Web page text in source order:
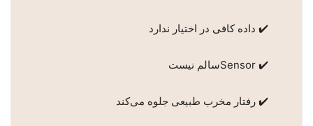
✔️ داده کافی در اختیار ندارد
Sensor ✔️سالم نیست
✔️ رفتار مخرب طبیعی جلوه می‌کند